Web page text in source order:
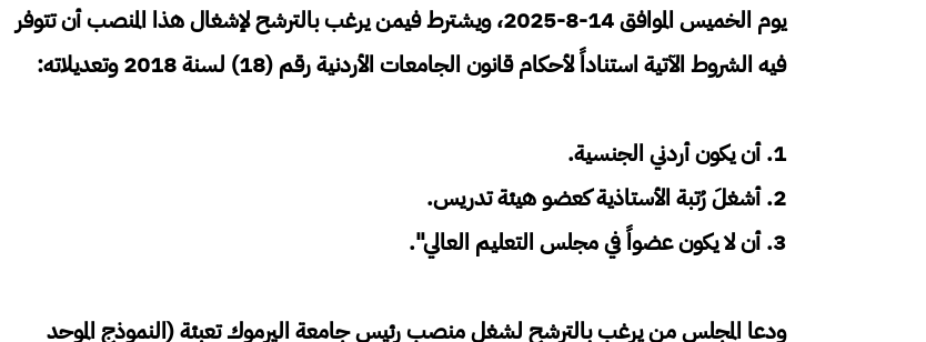
يوم الخميس الموافق 14-8-2025، ويشترط فيمن يرغب بالترشح لإشغال هذا المنصب أن تتوفر
فيه الشروط الآتية استناداً لأحكام قانون الجامعات الأردنية رقم (18) لسنة 2018 وتعديلاته:
1. أن يكون أردني الجنسية.
2. أشغلَ رُتبة الأستاذية كعضو هيئة تدريس.
3. أن لا يكون عضواً في مجلس التعليم العالي".
ودعا المجلس من يرغب بالترشح لشغل منصب رئيس جامعة اليرموك تعبئة (النموذج الموحد